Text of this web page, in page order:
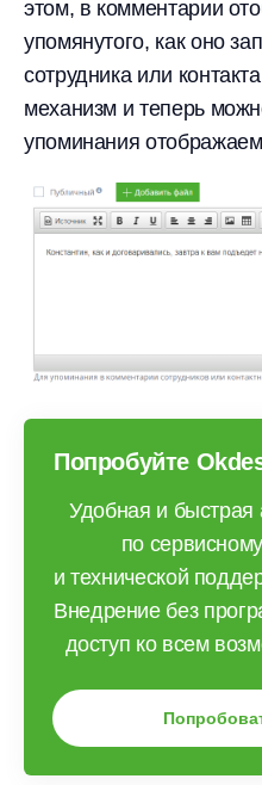
этом, в комментарии
упомянутого, как оно
сотрудника или
механизм и теперь
упоминания
Попробуйте
Удобная и быстрая
по
и технической
Внедрение без
доступ ко всем